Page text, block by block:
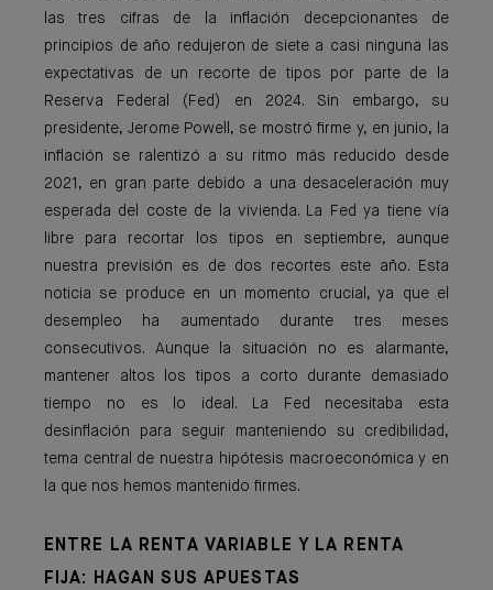
las tres cifras de la inflación decepcionantes de
principios de año redujeron de siete a casi ninguna las
expectativas de un recorte de tipos por parte de la
Reserva Federal (Fed) en 2024. Sin embargo, su
presidente, Jerome Powell, se mostró firme y, en junio, la
inflación se ralentizó a su ritmo más reducido desde
2021, en gran parte debido a una desaceleración muy
esperada del coste de la vivienda. La Fed ya tiene vía
libre para recortar los tipos en septiembre, aunque
nuestra previsión es de dos recortes este año. Esta
noticia se produce en un momento crucial, ya que el
desempleo ha aumentado durante tres meses
consecutivos. Aunque la situación no es alarmante,
mantener altos los tipos a corto durante demasiado
tiempo no es lo ideal. La Fed necesitaba esta
desinflación para seguir manteniendo su credibilidad,
tema central de nuestra hipótesis macroeconómica y en
la que nos hemos mantenido firmes.
ENTRE LA RENTA VARIABLE Y LA RENTA
FIJA: HAGAN SUS APUESTAS